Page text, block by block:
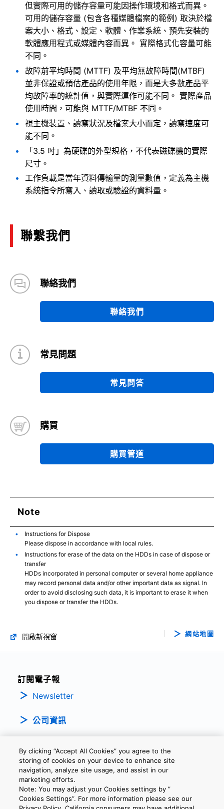
但實際可用的儲存容量可能因操作環境和格式而異。
可用的儲存容量 (包含各種媒體檔案的範例) 取決於檔
案大小、格式、設定、軟體、作業系統、預先安裝的
軟體應用程式或媒體內容而異。 實際格式化容量可能
不同。
故障前平均時間 (MTTF) 及平均無故障時間(MTBF)
並非保證或預估產品的使用年限，而是大多數產品平
均故障率的統計值，與實際運作可能不同。 實際產品
使用時間，可能與 MTTF/MTBF 不同。
視主機裝置、讀寫狀況及檔案大小而定，讀寫速度可
能不同。
「3.5 吋」為硬碟的外型規格，不代表磁碟機的實際
尺寸。
工作負載是當年資料傳輸量的測量數值，定義為主機
系統指令所寫入、讀取或驗證的資料量。
聯繫我們
聯絡我們
聯絡我們
常見問題
常見問答
購買
購買管道
Note
Instructions for Dispose
Please dispose in accordance with local rules.
Instructions for erase of the data on the HDDs in case of dispose or
transfer
HDDs incorporated in personal computer or several home appliance
may record personal data and/or other important data as signal. In
order to avoid disclosing such data, it is important to erase it when
you dispose or transfer the HDDs.
開啟新視窗 網站地圖
訂閱電子報
Newsletter
公司資訊
隱私權政策 條款及細則 Cookie設定 聯繫我們
By clicking “Accept All Cookies” you agree to the
storing of cookies on your device to enhance site
navigation, analyze site usage, and assist in our
marketing efforts.
Note: You may adjust your Cookies settings by ”
Cookies Settings”. For more information please see our